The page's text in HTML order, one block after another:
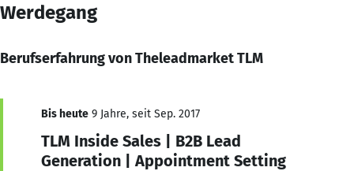
Werdegang
Berufserfahrung von Theleadmarket TLM
Bis heute 9 Jahre, seit Sep. 2017
TLM Inside Sales | B2B Lead
Generation | Appointment Setting